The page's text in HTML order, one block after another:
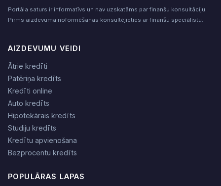
Portāla saturs ir informatīvs un nav uzskatāms par finanšu konsultāciju.
Pirms aizdevuma noformēšanas konsultējieties ar finanšu speciālistu.
AIZDEVUMU VEIDI
Ātrie kredīti
Patēriņa kredīts
Kredīti online
Auto kredīts
Hipotekārais kredīts
Studiju kredīts
Kredītu apvienošana
Bezprocentu kredīts
POPULĀRAS LAPAS